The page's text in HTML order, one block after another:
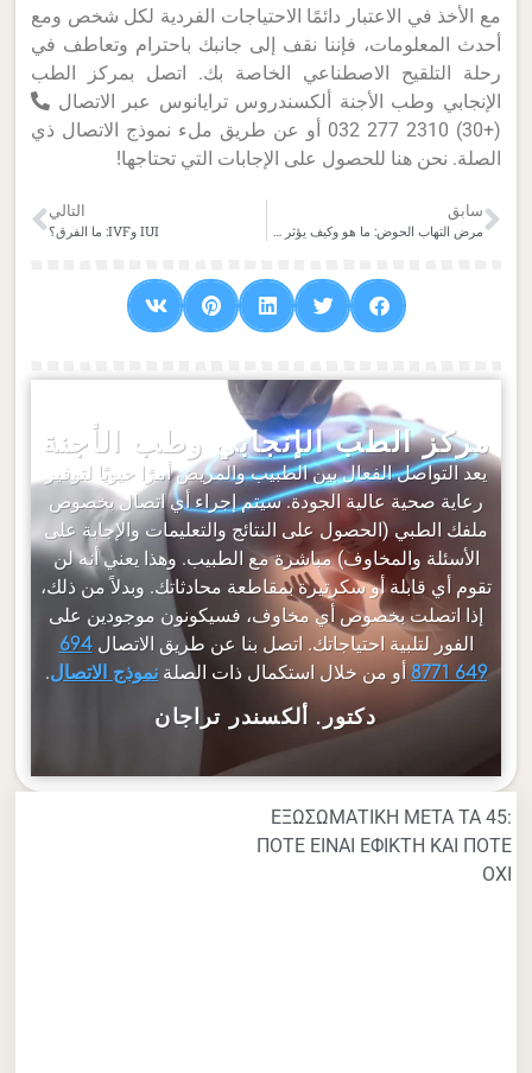
مع الأخذ في الاعتبار دائمًا الاحتياجات الفردية لكل شخص ومع
أحدث المعلومات، فإننا نقف إلى جانبك باحترام وتعاطف في
رحلة التلقيح الاصطناعي الخاصة بك. اتصل بمركز الطب
الإنجابي وطب الأجنة ألكسندروس ترايانوس عبر الاتصال
(+30) 2310 277 032
أو عن طريق ملء نموذج الاتصال ذي
الصلة. نحن هنا للحصول على الإجابات التي تحتاجها!
سابق
مرض التهاب الحوض: ما هو وكيف يؤثر على الخصوبة
التالي
IUI وIVF: ما الفرق؟
مركز الطب الإنجابي وطب الأجنة
يعد التواصل الفعال بين الطبيب والمريض أمرًا حيويًا لتوفير
رعاية صحية عالية الجودة. سيتم إجراء أي اتصال بخصوص
ملفك الطبي (الحصول على النتائج والتعليمات والإجابة على
الأسئلة والمخاوف) مباشرة مع الطبيب. وهذا يعني أنه لن
تقوم أي قابلة أو سكرتيرة بمقاطعة محادثاتك. وبدلاً من ذلك،
إذا اتصلت بخصوص أي مخاوف، فسيكونون موجودين على
الفور لتلبية احتياجاتك. اتصل بنا عن طريق الاتصال694
649 8771
أو من خلال استكمال ذات الصلة نموذج الاتصال.
دكتور. ألكسندر تراجان
ΕΞΩΣΩΜΑΤΙΚΗ ΜΕΤΑ ΤΑ 45:
ΠΟΤΕ ΕΙΝΑΙ ΕΦΙΚΤΗ ΚΑΙ ΠΟΤΕ
ΟΧΙ